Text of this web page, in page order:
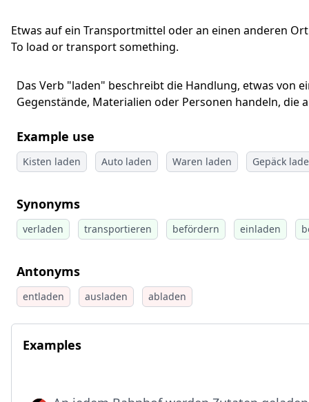
Etwas auf ein Transportmittel oder an einen anderen
To load or transport something.
Das Verb "laden" beschreibt die Handlung, etwas von
Gegenstände, Materialien oder Personen handeln, die
Example use
Kisten laden Auto laden Waren laden Gepäck
Synonyms
verladen transportieren befördern einladen
Antonyms
entladen ausladen abladen
Examples